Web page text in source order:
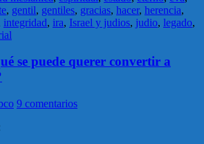
, gentil, gentiles, gracias, hacer, herencia,
integridad, ira, Israel y judios, judio, legado,
se puede querer convertir a
9 comentarios